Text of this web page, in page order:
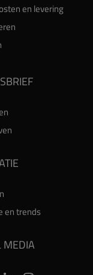
en levering
en trends
MEDIA